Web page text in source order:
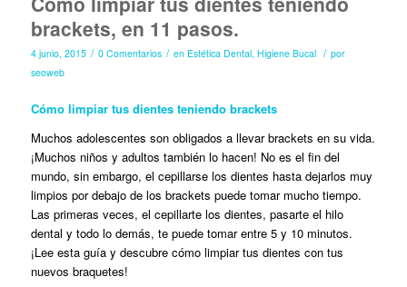
brackets, en 11 pasos.
4 junio, 2015 / 0 Comentarios / en Estética Dental, Higiene Bucal / por
seoweb
Cómo limpiar tus dientes teniendo brackets
Muchos adolescentes son obligados a llevar brackets en su vida.
¡Muchos niños y adultos también lo hacen! No es el fin del
mundo, sin embargo, el cepillarse los dientes hasta dejarlos muy
limpios por debajo de los brackets puede tomar mucho tiempo.
Las primeras veces, el cepillarte los dientes, pasarte el hilo
dental y todo lo demás, te puede tomar entre 5 y 10 minutos.
¡Lee esta guía y descubre cómo limpiar tus dientes con tus
nuevos braquetes!